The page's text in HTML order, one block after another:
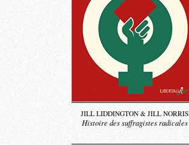
JILL LIDDINGTON & JILL NORRIS
Histoire des suffragistes radicales